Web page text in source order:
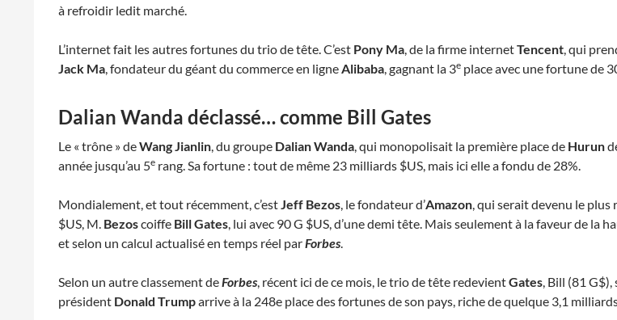
à refroidir ledit marché.
L’internet fait les autres fortunes du trio de tête. C’est Pony Ma, de la firme internetTencent, qui
Jack Ma, fondateur du géant du commerce en ligneAlibaba, gagnant la 3e place avec une fortune de
Dalian Wanda déclassé… comme Bill Gates
Le « trône » deWang Jianlin, du groupe Dalian Wanda, qui monopolisait la première place de Hurun
année jusqu’au 5e rang. Sa fortune : tout de même 23 milliards $US, mais ici elle a fondu de 28%.
Mondialement, et tout récemment, c’estJeff Bezos, le fondateur d’Amazon, qui serait devenu le
$US, M. Bezoscoiffe Bill Gates, lui avec 90 G $US, d’une demi tête. Mais seulement à la faveur de la
et selon un calcul actualisé en temps réel parForbes.
Selon un autre classement deForbes, récent ici de ce mois, le trio de tête redevientGates, Bill (81 G$),
président Donald Trumparrive à la 248e place des fortunes de son pays, riche de quelque 3,1